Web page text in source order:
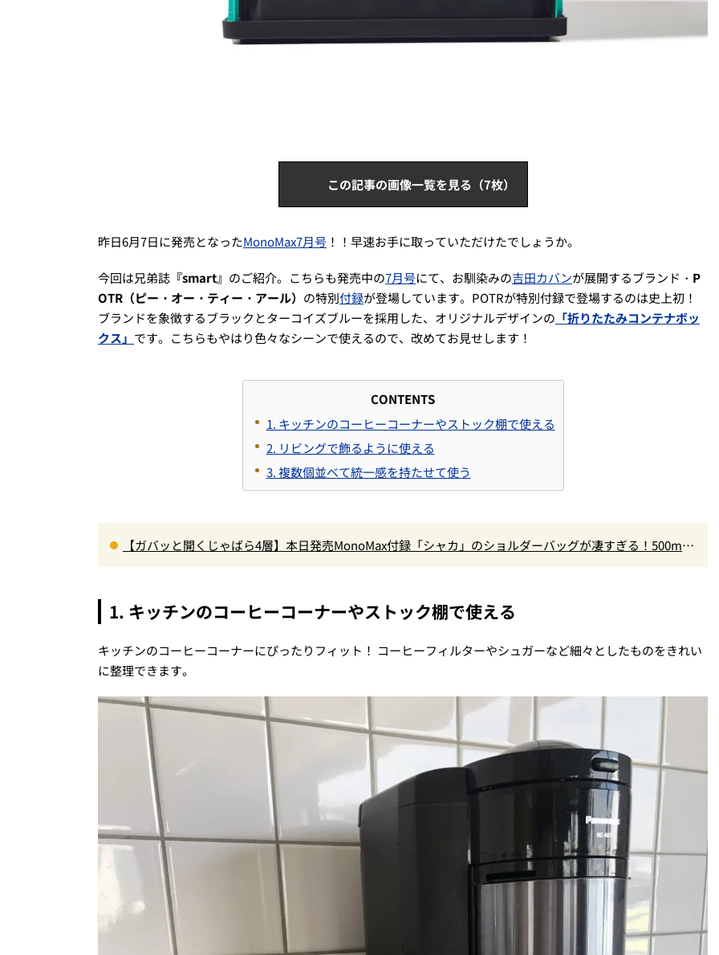
この記事の画像一覧を見る（7枚）
昨日6月7日に発売となったMonoMax7月号 ！！早速お手に取っていただけたでしょうか。
今回は兄弟誌 『smart』 のご紹介。こちらも発売中の7月号にて、お馴染みの吉田カバンが展開するブランド・ P
OTR（ピー・オー・ティー・アール） の特別付録が登場しています。POTRが特別付録で登場するのは史上初！
ブランドを象徴するブラックとターコイズブルーを採用した、オリジナルデザインの 「折りたたみコンテナボッ
クス」 です。こちらもやはり色々なシーンで使えるので、改めてお見せします！
CONTENTS
1. キッチンのコーヒーコーナーやストック棚で使える
2. リビングで飾るように使える
3. 複数個並べて統一感を持たせて使う
【ガバッと開くじゃばら4層】本日発売MonoMax付録「シャカ」のショルダーバッグが凄すぎる！500mL
1. キッチンのコーヒーコーナーやストック棚で使える
キッチンのコーヒーコーナーにぴったりフィット！ コーヒーフィルターやシュガーなど細々としたものをきれい
に整理できます。